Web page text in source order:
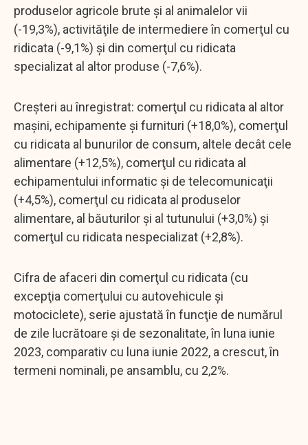
produselor agricole brute şi al animalelor vii
(-19,3%), activităţile de intermediere în comerţul cu
ridicata (-9,1%) și din comerţul cu ridicata
specializat al altor produse (-7,6%).
Creşteri au înregistrat: comerţul cu ridicata al altor
maşini, echipamente şi furnituri (+18,0%), comerţul
cu ridicata al bunurilor de consum, altele decât cele
alimentare (+12,5%), comerţul cu ridicata al
echipamentului informatic şi de telecomunicaţii
(+4,5%), comerţul cu ridicata al produselor
alimentare, al băuturilor şi al tutunului (+3,0%) și
comerţul cu ridicata nespecializat (+2,8%).
Cifra de afaceri din comerţul cu ridicata (cu
excepţia comerţului cu autovehicule şi
motociclete), serie ajustată în funcţie de numărul
de zile lucrătoare şi de sezonalitate, în luna iunie
2023, comparativ cu luna iunie 2022, a crescut, în
termeni nominali, pe ansamblu, cu 2,2%.